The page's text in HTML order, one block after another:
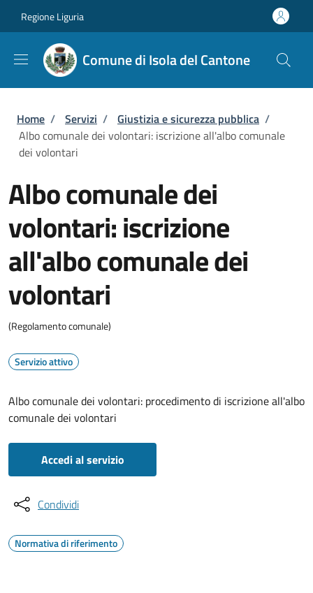
Regione Liguria
Comune di Isola del Cantone
Briciole di pane
Home / Servizi / Giustizia e sicurezza pubblica /
Albo comunale dei volontari: iscrizione all'albo comunale
dei volontari
Albo comunale dei
volontari: iscrizione
all'albo comunale dei
volontari
(Regolamento comunale)
Servizio attivo
Albo comunale dei volontari: procedimento di iscrizione all'albo
comunale dei volontari
Accedi al servizio
Condividi
Normativa di riferimento